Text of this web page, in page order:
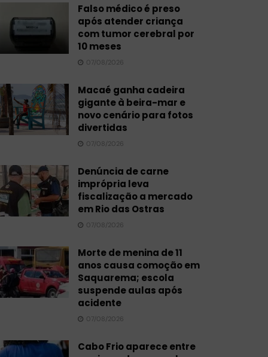
Falso médico é preso
após atender criança
com tumor cerebral por
10 meses
07/08/2026
Macaé ganha cadeira
gigante à beira-mar e
novo cenário para fotos
divertidas
07/08/2026
Denúncia de carne
imprópria leva
fiscalização a mercado
em Rio das Ostras
07/08/2026
Morte de menina de 11
anos causa comoção em
Saquarema; escola
suspende aulas após
acidente
07/08/2026
Cabo Frio aparece entre